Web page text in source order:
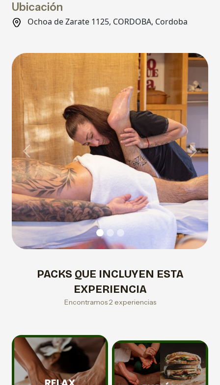
Ubicación
Ochoa de Zarate 1125, CORDOBA, Cordoba
Previous Next
PACKS QUE INCLUYEN ESTA
EXPERIENCIA
Encontramos 2 experiencias